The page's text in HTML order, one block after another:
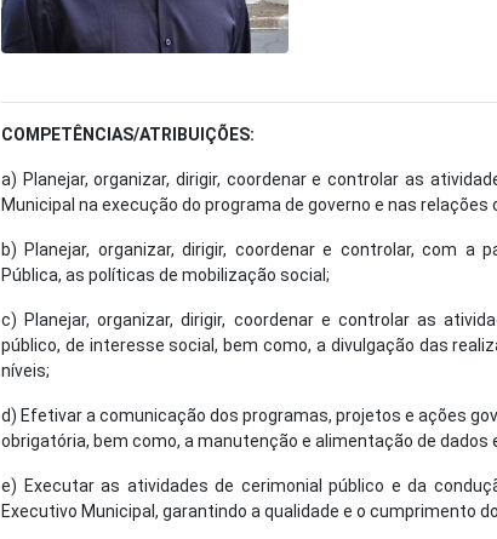
COMPETÊNCIAS/ATRIBUIÇÕES:
a) Planejar, organizar, dirigir, coordenar e controlar as
Municipal na execução do programa de governo e nas relações
b) Planejar, organizar, dirigir, coordenar e controlar, com
Pública, as políticas de mobilização social;
c) Planejar, organizar, dirigir, coordenar e controlar as
público, de interesse social, bem como, a divulgação das
níveis;
d) Efetivar a comunicação dos programas, projetos e ações
obrigatória, bem como, a manutenção e alimentação de
e) Executar as atividades de cerimonial público e da
Executivo Municipal, garantindo a qualidade e o cumprimento